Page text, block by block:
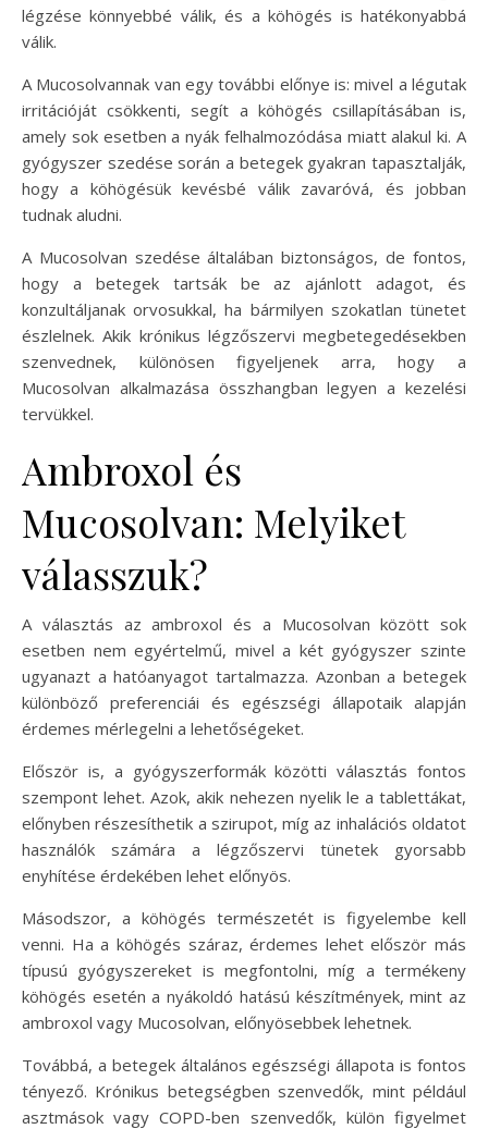
légzése könnyebbé válik, és a köhögés is hatékonyabbá
válik.
A Mucosolvannak van egy további előnye is: mivel a légutak
irritációját csökkenti, segít a köhögés csillapításában is,
amely sok esetben a nyák felhalmozódása miatt alakul ki. A
gyógyszer szedése során a betegek gyakran tapasztalják,
hogy a köhögésük kevésbé válik zavaróvá, és jobban
tudnak aludni.
A Mucosolvan szedése általában biztonságos, de fontos,
hogy a betegek tartsák be az ajánlott adagot, és
konzultáljanak orvosukkal, ha bármilyen szokatlan tünetet
észlelnek. Akik krónikus légzőszervi megbetegedésekben
szenvednek, különösen figyeljenek arra, hogy a
Mucosolvan alkalmazása összhangban legyen a kezelési
tervükkel.
Ambroxol és
Mucosolvan: Melyiket
válasszuk?
A választás az ambroxol és a Mucosolvan között sok
esetben nem egyértelmű, mivel a két gyógyszer szinte
ugyanazt a hatóanyagot tartalmazza. Azonban a betegek
különböző preferenciái és egészségi állapotaik alapján
érdemes mérlegelni a lehetőségeket.
Először is, a gyógyszerformák közötti választás fontos
szempont lehet. Azok, akik nehezen nyelik le a tablettákat,
előnyben részesíthetik a szirupot, míg az inhalációs oldatot
használók számára a légzőszervi tünetek gyorsabb
enyhítése érdekében lehet előnyös.
Másodszor, a köhögés természetét is figyelembe kell
venni. Ha a köhögés száraz, érdemes lehet először más
típusú gyógyszereket is megfontolni, míg a termékeny
köhögés esetén a nyákoldó hatású készítmények, mint az
ambroxol vagy Mucosolvan, előnyösebbek lehetnek.
Továbbá, a betegek általános egészségi állapota is fontos
tényező. Krónikus betegségben szenvedők, mint például
asztmások vagy COPD-ben szenvedők, külön figyelmet